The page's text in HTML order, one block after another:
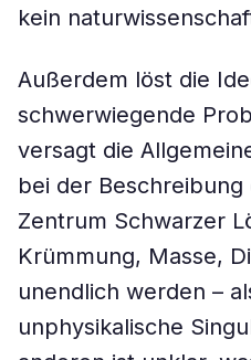
kein
Außerdem löst die
schwerwiegende
versagt die
bei der
Zentrum Schwarzer
Krümmung, Masse,
unendlich werden –
unphysikalische